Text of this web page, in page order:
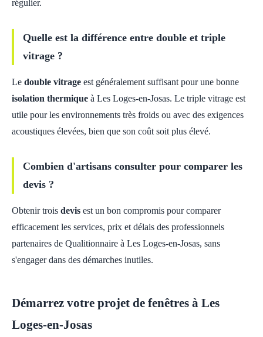
régulier.
Quelle est la différence entre double et triple
vitrage ?
Le double vitrage est généralement suffisant pour une bonne
isolation thermique à Les Loges-en-Josas. Le triple vitrage est
utile pour les environnements très froids ou avec des exigences
acoustiques élevées, bien que son coût soit plus élevé.
Combien d'artisans consulter pour comparer les
devis ?
Obtenir trois devis est un bon compromis pour comparer
efficacement les services, prix et délais des professionnels
partenaires de Qualitionnaire à Les Loges-en-Josas, sans
s'engager dans des démarches inutiles.
Démarrez votre projet de fenêtres à Les
Loges-en-Josas